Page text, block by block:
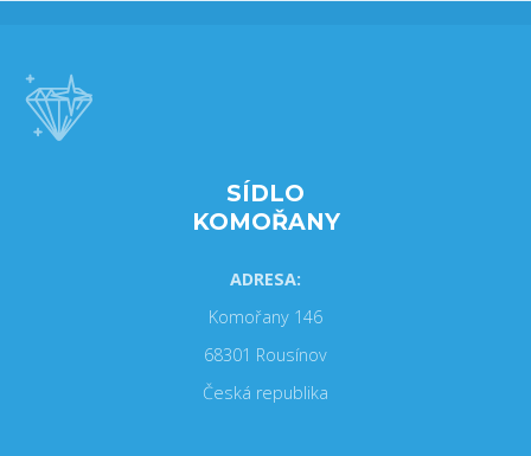
SÍDLO
KOMOŘANY
ADRESA:
Komořany 146
68301 Rousínov
Česká republika